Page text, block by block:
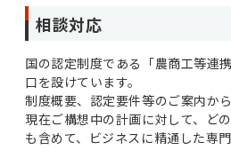
相談対応
国の認定制度である「農商工等連
口を設けています。
制度概要、認定要件等のご案内か
現在ご構想中の計画に対して、ど
も含めて、ビジネスに精通した専